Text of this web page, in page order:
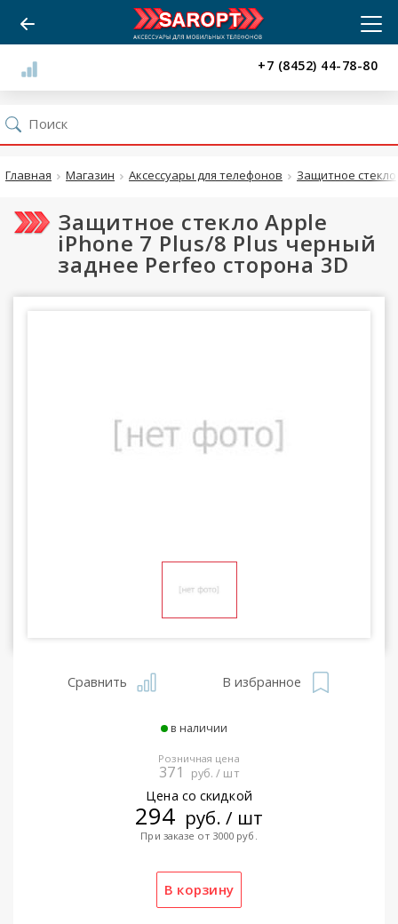
+7 (8452) 44-78-80
Главная Магазин Аксессуары для телефонов Защитное стекло
Защитное стекло Apple
iPhone 7 Plus/8 Plus черный
заднее Perfeo сторона 3D
Сравнить В избранное
в наличии
Розничная цена
371 руб. / шт
Цена со скидкой
294 руб. / шт
При заказе от 3000 руб.